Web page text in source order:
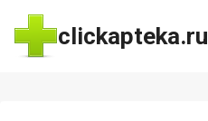
Перейти
содержимому
clickapteka.ru